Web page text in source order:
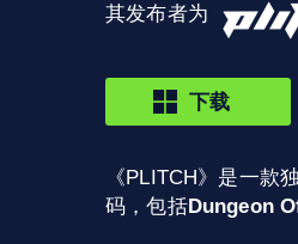
其发布者为
下载
《PLITCH》是一款
码，包括Dungeon